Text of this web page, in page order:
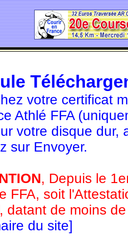
votre certificat
Athlé FFA
votre disque dur,
sur Envoyer.
, Depuis le
FFA, soit
datant de moins
du site]